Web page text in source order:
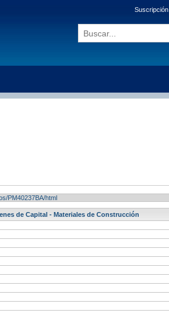
Suscripción
PM40237BA/html
de Capital - Materiales de Construcción